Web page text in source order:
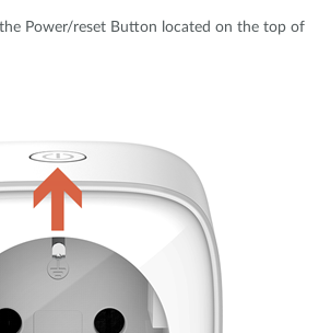
the Power/reset Button located on the top of